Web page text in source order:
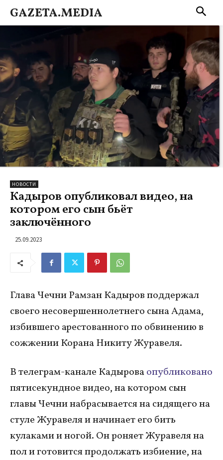
GAZETA.MEDIA
НОВОСТИ
Кадыров опубликовал видео, на
котором его сын бьёт
заключённого
25.09.2023
Глава Чечни Рамзан Кадыров поддержал
своего несовершеннолетнего сына Адама,
избившего арестованного по обвинению в
сожжении Корана Никиту Журавеля.
В телеграм-канале Кадыроваопубликовано
пятисекундное видео, на котором сын
главы Чечни набрасывается на сидящего на
стуле Журавеля и начинает его бить
кулаками и ногой. Он роняет Журавеля на
пол и готовится продолжать избиение, на